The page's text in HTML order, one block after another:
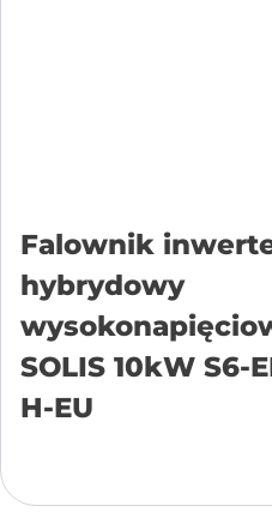
Falownik
hybrydowy
SOLIS 10kW S6-
H-EU